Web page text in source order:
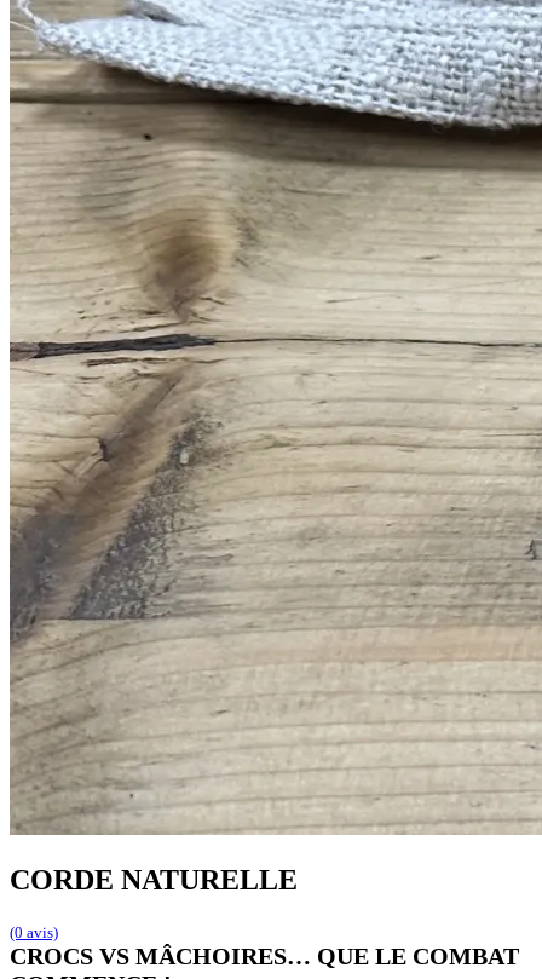
CORDE NATURELLE
(0 avis)
CROCS VS MÂCHOIRES… QUE LE COMBAT